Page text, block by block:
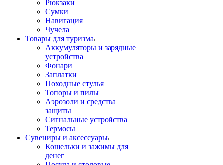
Рюкзаки
Сумки
Навигация
Чучела
Товары для туризма
Аккумуляторы и зарядные
устройства
Фонари
Заплатки
Походные стулья
Топоры и пилы
Аэрозоли и средства
защиты
Сигнальные устройства
Термосы
Сувениры и аксессуары
Кошельки и зажимы для
денег